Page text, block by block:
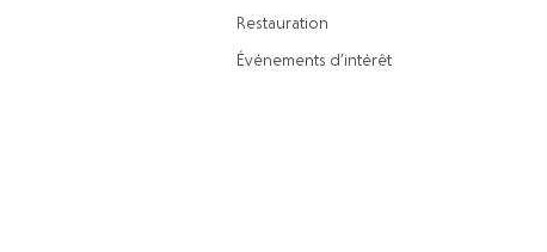
Restauration
Événements d’intérêt